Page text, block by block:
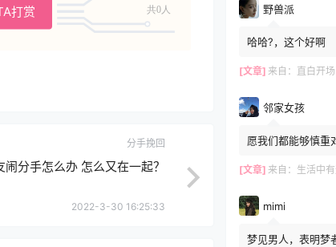
打赏 共0人
分手挽回
分手怎么办 怎么又在一起？
2022-3-30 16:25:33
野兽派
哈哈?，这个好啊
[文章] 来自： 直白开场
邻家女孩
愿我们都能够慎重
[文章] 来自： 生活中有这些表
mimi
梦见男人，表明梦